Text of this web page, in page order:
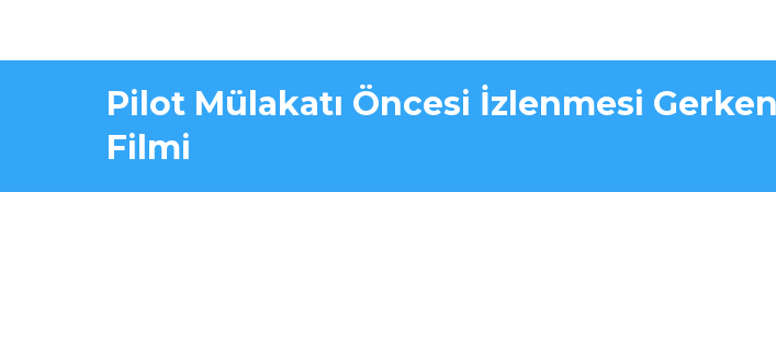
Pilot Mülakatı Öncesi İzlenmesi Gerken
Filmi